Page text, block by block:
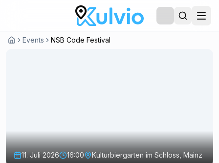
Events NSB Code Festival
11. Juli 2026 16:00 Kulturbiergarten im Schloss, Mainz